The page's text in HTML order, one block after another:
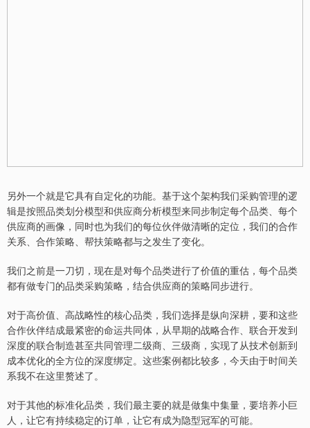
另外一个就是它具有自定化的功能。基于这个架构我们采购管理的逻
辑是按照品类划分模型和供应商分析模型来同步制定每个品类、每个
供应商的画像，同时也为我们的每位伙伴做清晰的定位，我们的合作
关系、合作策略、帮扶策略都与之发生了变化。
我们之前是一刀切，现在是对每个品类进行了价值的重估，每个品类
都有做专门的品类采购策略，结合供应商的策略同步进行。
对于高价值、高战略性的核心品类，我们选择是纵向深耕，要和这些
合作伙伴结成最紧密的命运共同体，从早期的战略合作、联合开发到
深度的联合制造甚至共同管理二级商、三级商，实现了从技术创新到
成本优化的全方位的深度绑定。这些案例都比较多，今天由于时间关
系我不在这里赘述了。
对于其他的标准化品类，我们最主要的就是做集中集量，要培养小巨
人，让它有持续稳定的订单，让它有成为隐型冠军的可能。